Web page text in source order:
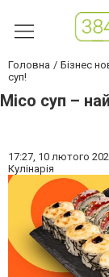
Головна Бізнес
суп!
Місо суп –
17:27, 10 лютого
Кулінарія